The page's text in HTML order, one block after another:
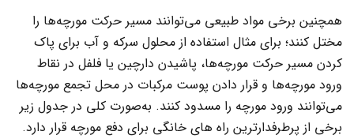
همچنین برخی مواد طبیعی می‌توانند مسیر حرکت مورچه‌ها را
مختل کنند؛ برای مثال استفاده از محلول سرکه و آب برای پاک
کردن مسیر حرکت مورچه‌ها، پاشیدن دارچین یا فلفل در نقاط
ورود مورچه‌ها و قرار دادن پوست مرکبات در محل تجمع مورچه‌ها
می‌توانند ورود مورچه را مسدود کنند. به‌صورت کلی در جدول زیر
برخی از پرطرفدارترین راه های خانگی برای دفع مورچه قرار دارد.